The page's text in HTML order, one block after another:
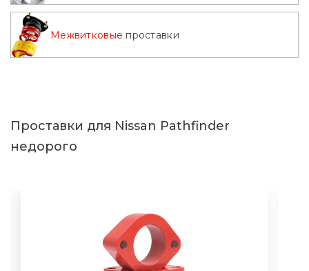
Межвитковые проставки
Проставки для Nissan Pathfinder
недорого